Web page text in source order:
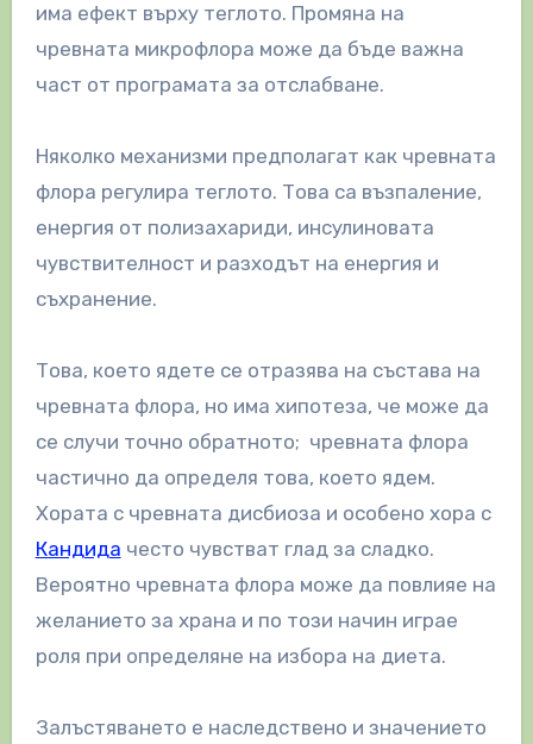
има ефект върху теглото. Промяна на
чревната микрофлора може да бъде важна
част от програмата за отслабване.
Няколко механизми предполагат как чревната
флора регулира теглото. Това са възпаление,
енергия от полизахариди, инсулиновата
чувствителност и разходът на енергия и
съхранение.
Това, което ядете се отразява на състава на
чревната флора, но има хипотеза, че може да
се случи точно обратното; чревната флора
частично да определя това, което ядем.
Хората с чревната дисбиоза и особено хора с
Кандида често чувстват глад за сладко.
Вероятно чревната флора може да повлияе на
желанието за храна и по този начин играе
роля при определяне на избора на диета.
Залъстяването е наследствено и значението